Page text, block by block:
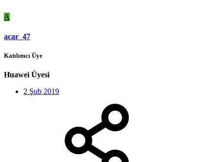
A
acar_47
Katılımcı Üye
Huawei Üyesi
2 Şub 2019